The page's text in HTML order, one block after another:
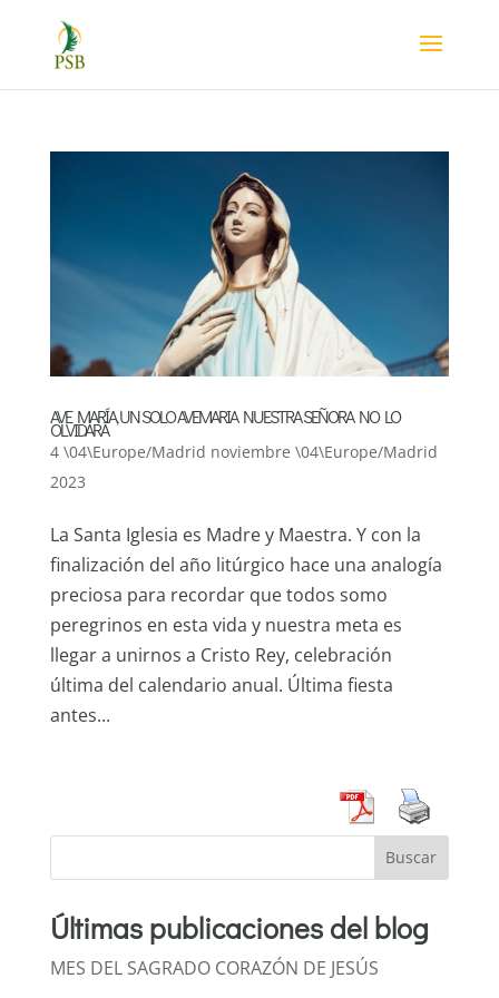
AVE MARÍA, UN SOLO AVEMARIA NUESTRA SEÑORA NO LO
OLVIDARÁ
4 \04\Europe/Madrid noviembre \04\Europe/Madrid
2023
La Santa Iglesia es Madre y Maestra. Y con la
finalización del año litúrgico hace una analogía
preciosa para recordar que todos somo
peregrinos en esta vida y nuestra meta es
llegar a unirnos a Cristo Rey, celebración
última del calendario anual. Última fiesta
antes...
Buscar
Últimas publicaciones del blog
MES DEL SAGRADO CORAZÓN DE JESÚS